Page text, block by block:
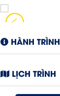
HÀNH TRÌNH
LỊCH TRÌNH